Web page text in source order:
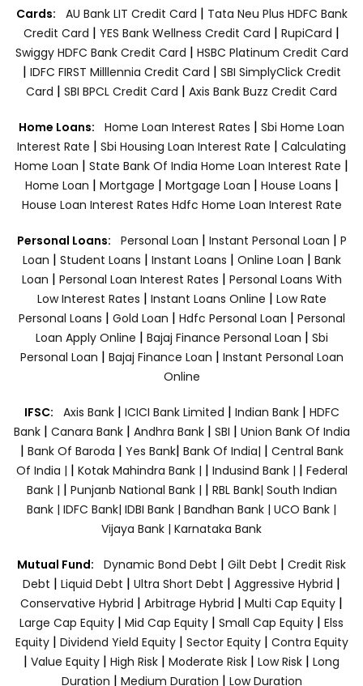
Cards: AU Bank LIT Credit Card | Tata Neu Plus HDFC Bank
Credit Card | YES Bank Wellness Credit Card | RupiCard |
Swiggy HDFC Bank Credit Card | HSBC Platinum Credit Card
| IDFC FIRST Milllennia Credit Card | SBI SimplyClick Credit
Card | SBI BPCL Credit Card | Axis Bank Buzz Credit Card
Home Loans: Home Loan Interest Rates | Sbi Home Loan
Interest Rate | Sbi Housing Loan Interest Rate | Calculating
Home Loan | State Bank Of India Home Loan Interest Rate |
Home Loan | Mortgage | Mortgage Loan | House Loans |
House Loan Interest Rates Hdfc Home Loan Interest Rate
Personal Loans: Personal Loan | Instant Personal Loan | P
Loan | Student Loans | Instant Loans | Online Loan | Bank
Loan | Personal Loan Interest Rates | Personal Loans With
Low Interest Rates | Instant Loans Online | Low Rate
Personal Loans | Gold Loan | Hdfc Personal Loan | Personal
Loan Apply Online | Bajaj Finance Personal Loan | Sbi
Personal Loan | Bajaj Finance Loan | Instant Personal Loan
Online
IFSC: Axis Bank | ICICI Bank Limited | Indian Bank | HDFC
Bank| Canara Bank | Andhra Bank| SBI | Union Bank Of India
| Bank Of Baroda | Yes Bank| Bank Of India| | Central Bank
Of India | | Kotak Mahindra Bank | | Indusind Bank | | Federal
Bank | | Punjanb National Bank | | RBL Bank| South Indian
Bank | IDFC Bank| IDBI Bank | Bandhan Bank | UCO Bank |
Vijaya Bank | Karnataka Bank
Mutual Fund: Dynamic Bond Debt | Gilt Debt | Credit Risk
Debt | Liquid Debt | Ultra Short Debt | Aggressive Hybrid |
Conservative Hybrid | Arbitrage Hybrid | Multi Cap Equity |
Large Cap Equity | Mid Cap Equity | Small Cap Equity | Elss
Equity| Dividend Yield Equity| Sector Equity | Contra Equity
| Value Equity | High Risk | Moderate Risk | Low Risk | Long
Duration | Medium Duration | Low Duration